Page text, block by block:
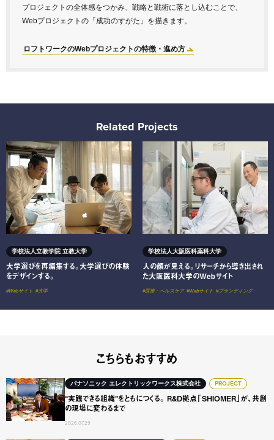
プロジェクトの全体感をつかみ、戦略と戦術に落とし込むことで、
Webプロジェクトの「成功のすがた」を描きます。
ロフトワークのWebプロジェクトの特徴・進め方
Related Projects
学校法人立教学院 立教大学
大学選びを再編集する。大学選びの体験
をデザインする。
#Webサイト #大学
大学選びを再編集する。大学選びの体験をデザインする。
学校法人大阪医科薬科大学
人の顔が見える。リサーチから導き出され
た大阪医科大学のWebサイト
#医療・ヘルスケア #Webサイト #ブランディング
人の顔が見える。リサーチ
こちらもおすすめ
パナソニック エレクトリックワークス株式会社 PROJECT
“実践できる組織”をともにつくる。 R&D拠点「SHIOMER」が、共創
の現場に変わるまで
2026.07.29
“実践できる組織”をともにつくる。 R&D拠点「SHIOMER